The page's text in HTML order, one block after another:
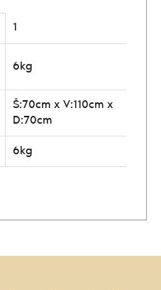
1
6kg
Š:70cm x V:110cm x
D:70cm
6kg